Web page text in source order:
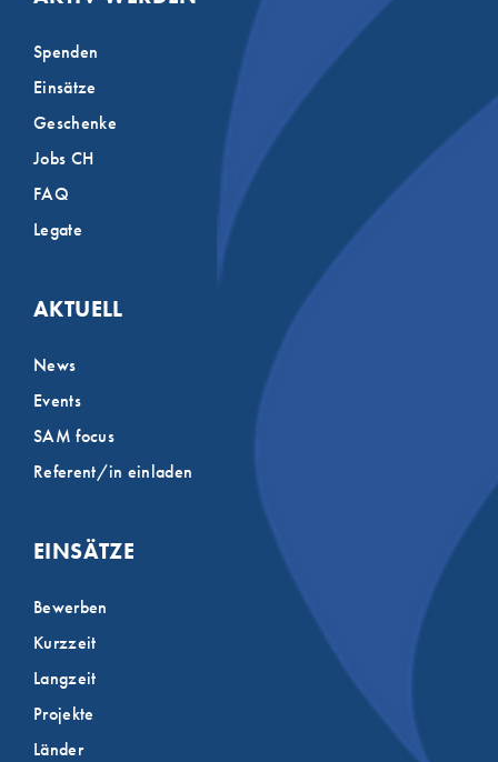
Spenden
Einsätze
Geschenke
Jobs CH
FAQ
Legate
AKTUELL
News
Events
SAM focus
Referent/in einladen
EINSÄTZE
Bewerben
Kurzzeit
Langzeit
Projekte
Länder